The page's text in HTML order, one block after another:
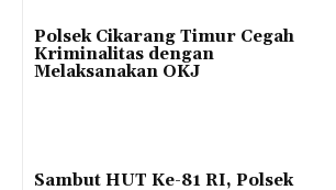
Polsek Cikarang Timur Cegah
Kriminalitas dengan
Melaksanakan OKJ
Sambut HUT Ke-81 RI, Polsek